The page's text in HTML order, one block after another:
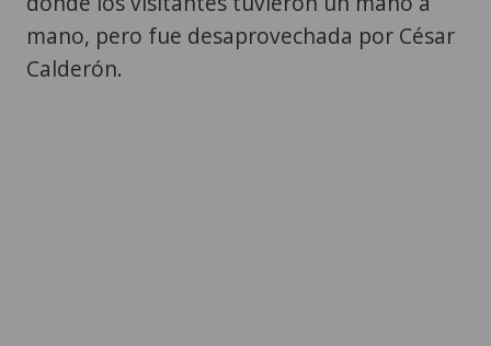
mano, pero fue desaprovechada por César
Calderón.